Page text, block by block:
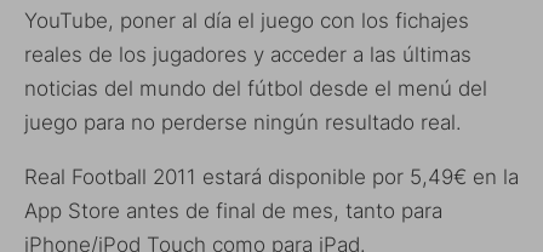
YouTube, poner al día el juego con los fichajes
reales de los jugadores y acceder a las últimas
noticias del mundo del fútbol desde el menú del
juego para no perderse ningún resultado real.
Real Football 2011 estará disponible por 5,49€ en la
App Store antes de final de mes, tanto para
iPhone/iPod Touch como para iPad.